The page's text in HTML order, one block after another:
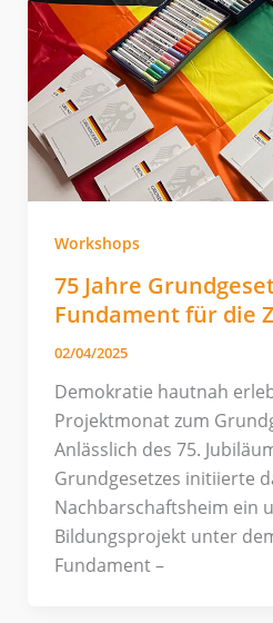
Workshops
75 Jahre
Fundament für die
02/04/2025
Demokratie hautnah
Projektmonat zum
Anlässlich des 75.
Grundgesetzes initiierte
Nachbarschaftsheim ein
Bildungsprojekt unter
Fundament –